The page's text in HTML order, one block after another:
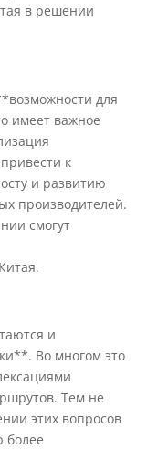
в решении
для
имеет важное
к
и развитию
производителей.
смогут
и
Во многом это
Тем не
этих вопросов
более